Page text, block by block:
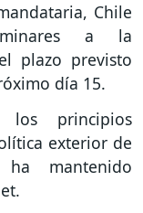
Chile
a la
plazo previsto
día 15.
principios
exterior de
mantenido